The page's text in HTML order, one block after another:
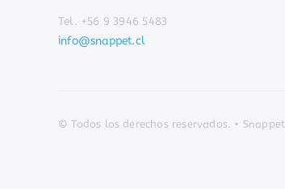
Tel. +56 9 3946 5483
info@snappet.cl
© Todos los derechos reservados. • Snappet